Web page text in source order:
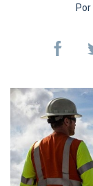
Por